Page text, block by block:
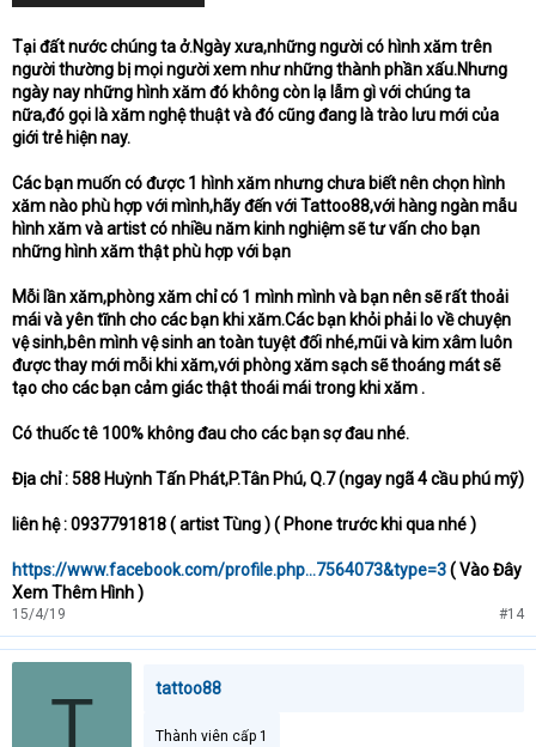
Tại đất nước chúng ta ở.Ngày xưa,những người có hình xăm trên
người thường bị mọi người xem như những thành phần xấu.Nhưng
ngày nay những hình xăm đó không còn lạ lẫm gì với chúng ta
nữa,đó gọi là xăm nghệ thuật và đó cũng đang là trào lưu mới của
giới trẻ hiện nay.
Các bạn muốn có được 1 hình xăm nhưng chưa biết nên chọn hình
xăm nào phù hợp với mình,hãy đến với Tattoo88,với hàng ngàn mẫu
hình xăm và artist có nhiều năm kinh nghiệm sẽ tư vấn cho bạn
những hình xăm thật phù hợp với bạn
Mỗi lần xăm,phòng xăm chỉ có 1 mình mình và bạn nên sẽ rất thoải
mái và yên tĩnh cho các bạn khi xăm.Các bạn khỏi phải lo về chuyện
vệ sinh,bên mình vệ sinh an toàn tuyệt đối nhé,mũi và kim xâm luôn
được thay mới mỗi khi xăm,với phòng xăm sạch sẽ thoáng mát sẽ
tạo cho các bạn cảm giác thật thoái mái trong khi xăm .
Có thuốc tê 100% không đau cho các bạn sợ đau nhé.
Địa chỉ : 588 Huỳnh Tấn Phát,P.Tân Phú, Q.7 (ngay ngã 4 cầu phú mỹ)
liên hệ : 0937791818 ( artist Tùng ) ( Phone trước khi qua nhé )
https://www.facebook.com/profile.php...7564073&type=3( Vào Đây
Xem Thêm Hình )
15/4/19 #14
T tattoo88
Thành viên cấp 1